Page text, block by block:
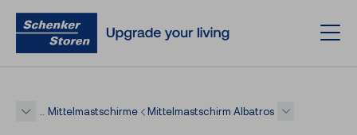
Mittelmastschirme Mittelmastschirm Albatros